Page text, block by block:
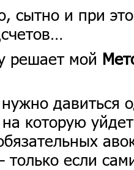
сытно и при
решает мой
давиться
которую
если